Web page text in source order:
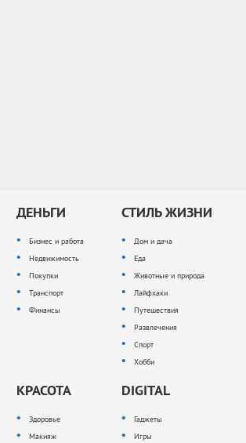
ДЕНЬГИ
Бизнес и работа
Недвижимость
Покупки
Транспорт
Финансы
СТИЛЬ ЖИЗНИ
Дом и дача
Еда
Животные и природа
Лайфхаки
Путешествия
Развлечения
Спорт
Хобби
КРАСОТА
Здоровье
Макияж
DIGITAL
Гаджеты
Игры